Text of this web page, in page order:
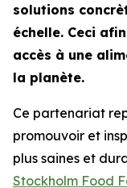
solutions
échelle. Ceci
accès à une
la planète.
Ce partenariat
promouvoir et
plus saines et
Stockholm Food